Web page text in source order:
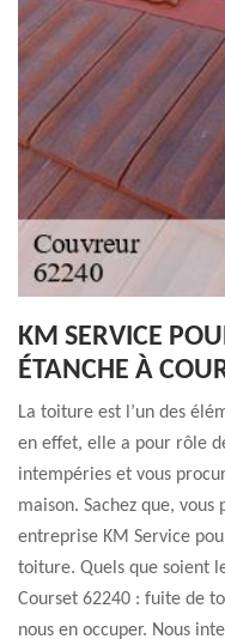
KM SERVICE
ÉTANCHE À
La toiture est l’un des
en effet, elle a pour rôle
intempéries et vous
maison. Sachez que,
entreprise KM Service
toiture. Quels que soient
Courset 62240 : fuite de
nous en occuper. Nous